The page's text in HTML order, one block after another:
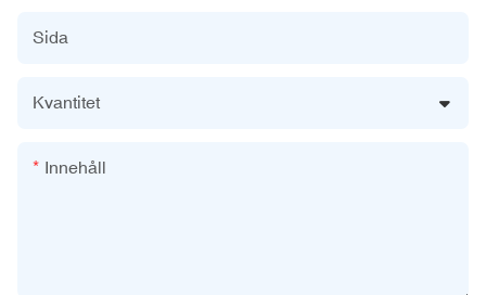
Sida
Kvantitet
Innehåll